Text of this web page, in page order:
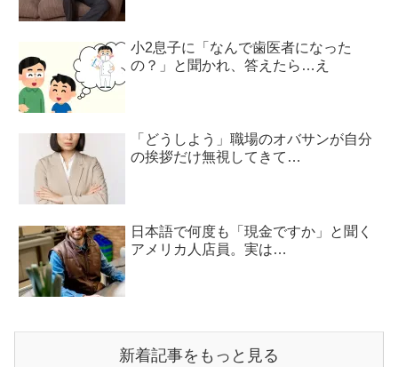
小2息子に「なんで歯医者になった
の？」と聞かれ、答えたら…え
「どうしよう」職場のオバサンが自分
の挨拶だけ無視してきて…
日本語で何度も「現金ですか」と聞く
アメリカ人店員。実は…
新着記事をもっと見る